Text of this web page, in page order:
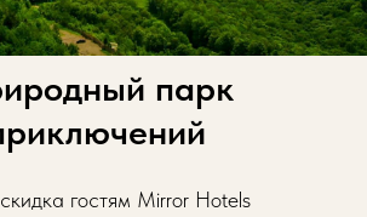
парк
гостям Mirror Hotels